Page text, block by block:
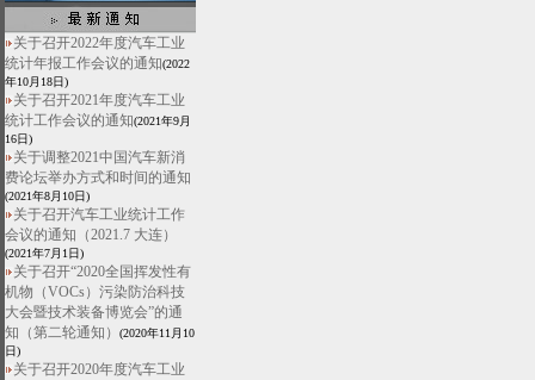
关于召开2022年度汽车工业
统计年报工作会议的通知(2022
年10月18日)
关于召开2021年度汽车工业
统计工作会议的通知(2021年9月
16日)
关于调整2021中国汽车新消
费论坛举办方式和时间的通知
(2021年8月10日)
关于召开汽车工业统计工作
会议的通知（2021.7 大连）
(2021年7月1日)
关于召开“2020全国挥发性有
机物（VOCs）污染防治科技
大会暨技术装备博览会”的通
知（第二轮通知）
(2020年11月10
日)
关于召开2020年度汽车工业